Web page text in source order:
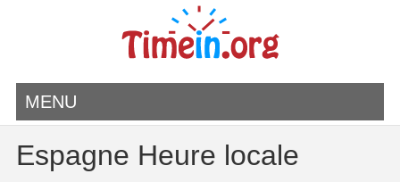
MENU
Espagne Heure locale